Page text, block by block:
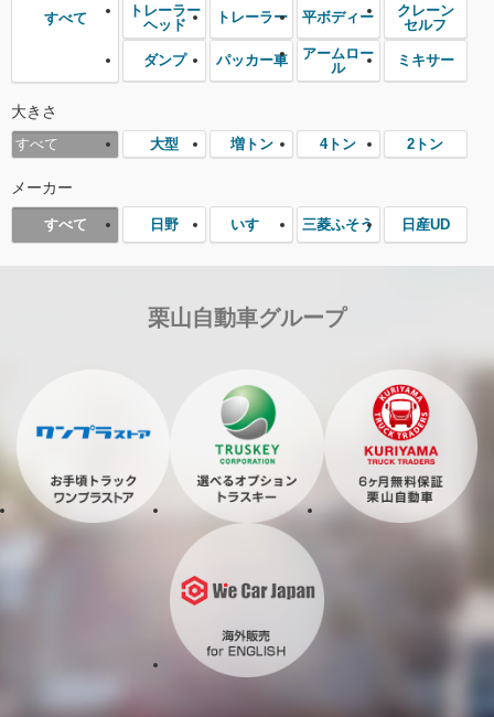
すべて
トレーラー
ヘッド
トレーラー 平ボディー
クレーン
セルフ
ダンプ パッカー車
アームロー
ル
ミキサー
大きさ
すべて 大型 増トン 4トン 2トン
メーカー
すべて 日野 いすゞ 三菱ふそう 日産UD
栗山自動車グループ